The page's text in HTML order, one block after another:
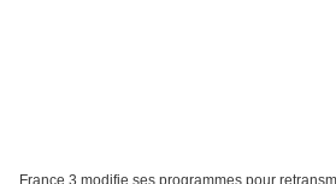
France 3 modifie ses programmes pour